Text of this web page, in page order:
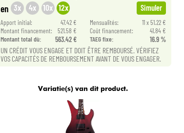
en 3x 4x 10x 12x Simuler
Apport initial: 47.42 € Mensualités:
11 x 51.22 €
Montant financement:
521.58 € Coût financement:
41.84 €
Montant total dù:
563.42 € TAEG fixe: 16.9 %
UN CRÉDIT VOUS ENGAGE ET DOIT ÊTRE REMBOURSÉ. VÉRIFIEZ
VOS CAPACITÉS DE REMBOURSEMENT AVANT DE VOUS ENGAGER.
Variatie(s) van dit product.